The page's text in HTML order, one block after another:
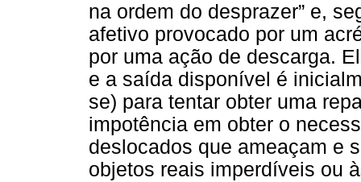
na ordem do desprazer” e,
afetivo provocado por um
por uma ação de descarga.
e a saída disponível é
se) para tentar obter uma
impotência em obter o
deslocados que ameaçam e
objetos reais imperdíveis ou